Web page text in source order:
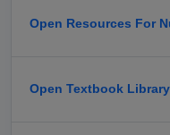
Open Resources For
Open Textbook